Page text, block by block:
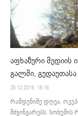
აფხაზური მედიის
გალში,
25.12.2019. 15:16
რამდენიმე დღეა,
მძვინვარებს.